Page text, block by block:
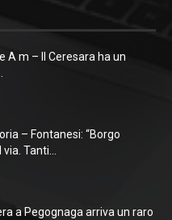
A m – Il Ceresara ha un
– Fontanesi: “Borgo
Tanti...
a Pegognaga arriva un raro